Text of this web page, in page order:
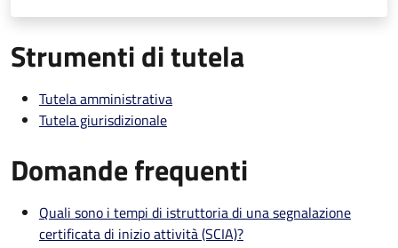
Strumenti di tutela
Tutela amministrativa
Tutela giurisdizionale
Domande frequenti
Quali sono i tempi di istruttoria di una segnalazione
certificata di inizio attività (SCIA)?